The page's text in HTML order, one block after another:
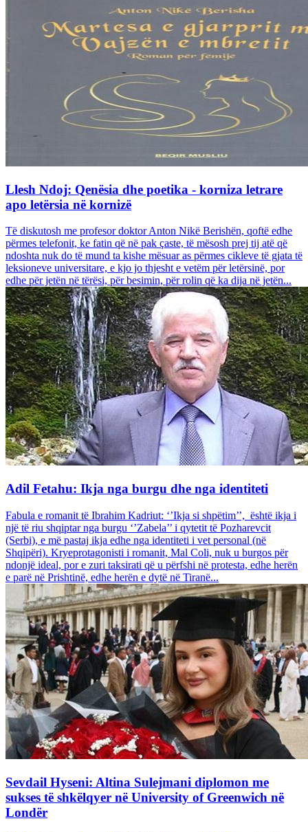
Llesh Ndoj: Qenësia dhe poetika - korniza letrare
apo letërsia në kornizë
Të diskutosh me profesor doktor Anton Nikë Berishën, qoftë edhe
përmes telefonit, ke fatin që në pak çaste, të mësosh prej tij atë që
ndoshta nuk do të mund ta kishe mësuar as përmes cikleve të gjata të
leksioneve universitare, e kjo jo thjesht e vetëm për letërsinë, por
edhe për jetën në tërësi, për besimin, për rolin që ka dija në jetën...
Adil Fetahu: Ikja nga burgu dhe nga identiteti
Fabula e romanit të Ibrahim Kadriut: ‘’Ikja si shpëtim’’, është ikja i
një të riu shqiptar nga burgu ‘’Zabela’’ i qytetit të Pozharevcit
(Serbi), e më pastaj ikja edhe nga identiteti i vet personal (në
Shqipëri). Kryeprotagonisti i romanit, Mal Coli, nuk u burgos për
ndonjë ideal, por e zuri taksirati që u përfshi në protesta, edhe herën
e parë në Prishtinë, edhe herën e dytë në Tiranë...
Sevdail Hyseni: Altina Sulejmani diplomon me
sukses të shkëlqyer në University of Greenwich në
Londër